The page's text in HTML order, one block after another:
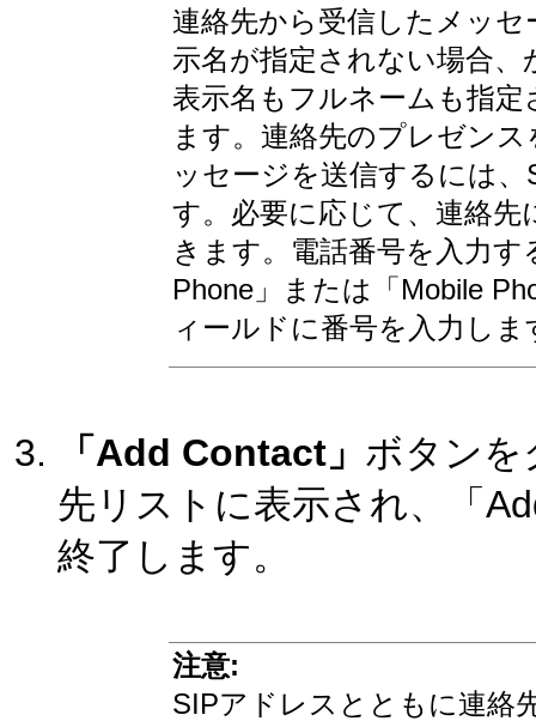
連絡先から受信したメッ
示名が指定されない場合
表示名もフルネームも指
ます。連絡先のプレゼン
ッセージを送信するには
す。必要に応じて、連絡先
きます。電話番号を入力す
Phone」または「Mobile
ィールドに番号を入力しま
「Add Contact」 ボタンを
先リストに表示され、
「
終了します。
注意:
SIPアドレスとともに連絡